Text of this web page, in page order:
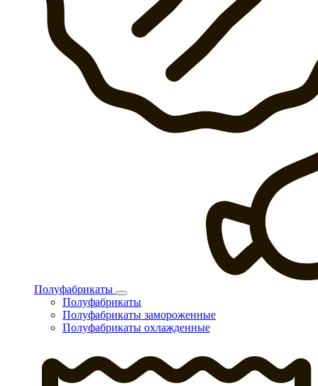
Полуфабрикаты
Полуфабрикаты
Полуфабрикаты замороженные
Полуфабрикаты охлажденные